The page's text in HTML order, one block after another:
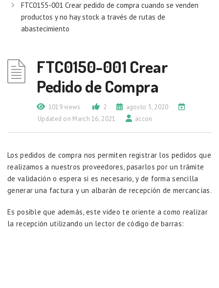
FTC0155-001 Crear pedido de compra cuando se venden
productos y no hay stock a través de rutas de
abastecimiento
FTC0150-001 Crear
Pedido de Compra
1019 views 2
agosto 5, 2020
Updated on March 16, 2021
accon
Los pedidos de compra nos permiten registrar los pedidos que
realizamos a nuestros proveedores, pasarlos por un trámite
de validación o espera si es necesario, y de forma sencilla
generar una factura y un albarán de recepción de mercancías.
Es posible que además, este video te oriente a como realizar
la recepción utilizando un lector de código de barras: